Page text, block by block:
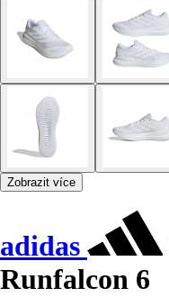
Zobrazit více
adidas
Runfalcon 6